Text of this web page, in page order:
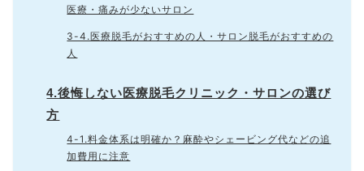
医療・痛みが少ないサロン
3-4.医療脱毛がおすすめの人・サロン脱毛がおすすめの
人
4.後悔しない医療脱毛クリニック・サロンの選び
方
4-1.料金体系は明確か？麻酔やシェービング代などの追
加費用に注意